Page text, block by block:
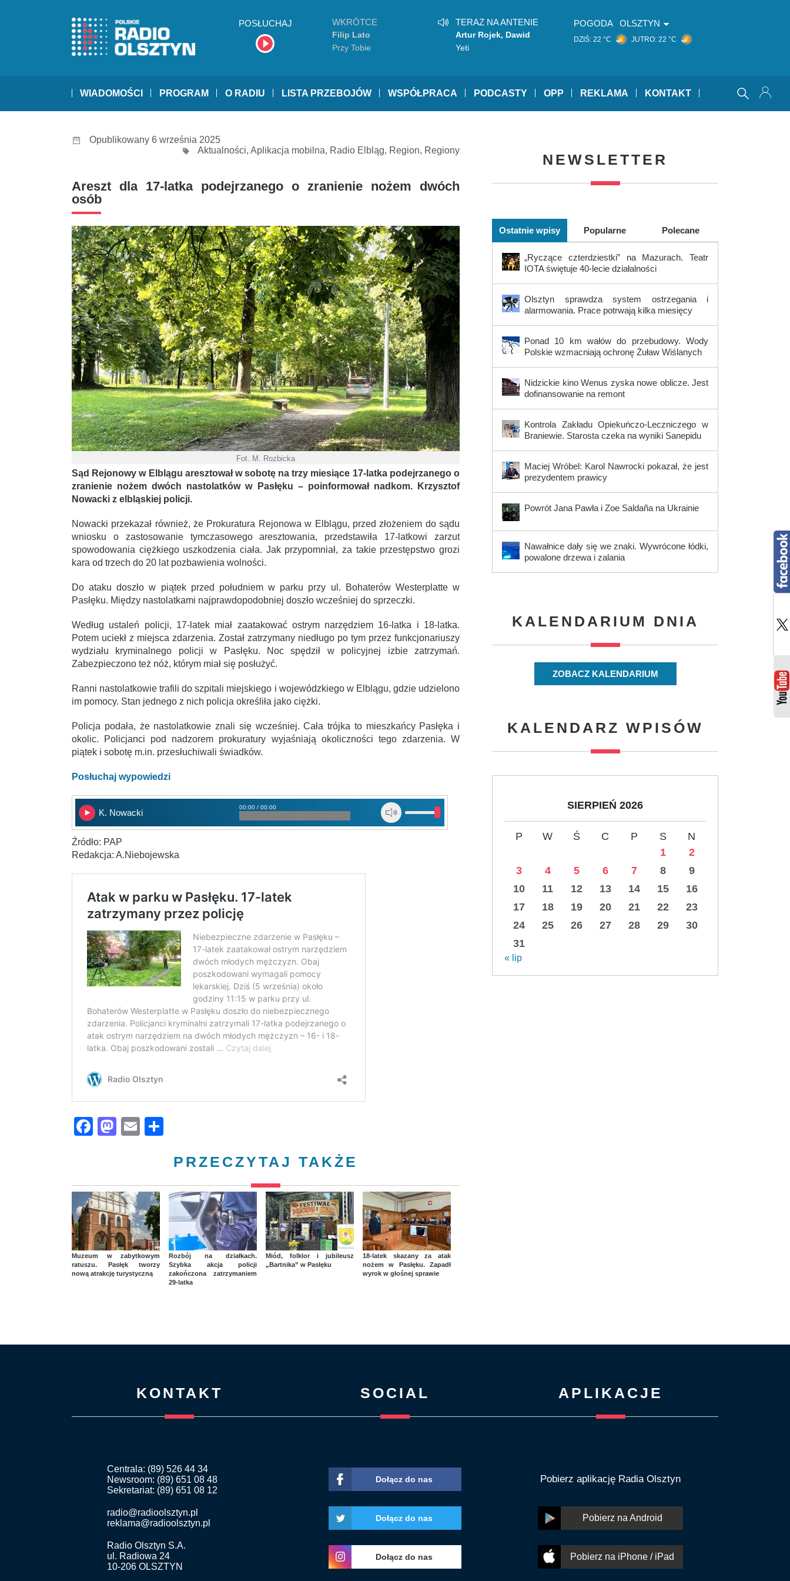
POSŁUCHAJ WKRÓTCE
Filip Lato
Przy Tobie
TERAZ NA ANTENIE
Artur Rojek, Dawid
Podsiadło
Yeti
POGODA OLSZTYN
DZIŚ: 22 °C JUTRO: 22 °C
WIADOMOŚCI PROGRAM O RADIU LISTA PRZEBOJÓW WSPÓŁPRACA PODCASTY OPP REKLAMA KONTAKT
Opublikowany 6 września 2025
Aktualności, Aplikacja mobilna, Radio Elbląg, Region, Regiony
Areszt dla 17-latka podejrzanego o zranienie nożem dwóch
osób
Fot. M. Rozbicka
Sąd Rejonowy w Elblągu aresztował w sobotę na trzy miesiące 17-latka podejrzanego o
zranienie nożem dwóch nastolatków w Pasłęku – poinformował nadkom. Krzysztof
Nowacki z elbląskiej policji.
Nowacki przekazał również, że Prokuratura Rejonowa w Elblągu, przed złożeniem do sądu
wniosku o zastosowanie tymczasowego aresztowania, przedstawiła 17-latkowi zarzut
spowodowania ciężkiego uszkodzenia ciała. Jak przypomniał, za takie przestępstwo grozi
kara od trzech do 20 lat pozbawienia wolności.
Do ataku doszło w piątek przed południem w parku przy ul. Bohaterów Westerplatte w
Pasłęku. Między nastolatkami najprawdopodobniej doszło wcześniej do sprzeczki.
Według ustaleń policji, 17-latek miał zaatakować ostrym narzędziem 16-latka i 18-latka.
Potem uciekł z miejsca zdarzenia. Został zatrzymany niedługo po tym przez funkcjonariuszy
wydziału kryminalnego policji w Pasłęku. Noc spędził w policyjnej izbie zatrzymań.
Zabezpieczono też nóż, którym miał się posłużyć.
Ranni nastolatkowie trafili do szpitali miejskiego i wojewódzkiego w Elblągu, gdzie udzielono
im pomocy. Stan jednego z nich policja określiła jako ciężki.
Policja podała, że nastolatkowie znali się wcześniej. Cała trójka to mieszkańcy Pasłęka i
okolic. Policjanci pod nadzorem prokuratury wyjaśniają okoliczności tego zdarzenia. W
piątek i sobotę m.in. przesłuchiwali świadków.
Posłuchaj wypowiedzi
K. Nowacki
00:00 / 00:00
Źródło: PAP
Redakcja: A.Niebojewska
Facebook
Mastodon
Email
PRZECZYTAJ TAKŻE
Muzeum w zabytkowym
ratuszu. Pasłęk tworzy
nową atrakcję turystyczną
Rozbój na działkach.
Szybka akcja policji
zakończona zatrzymaniem
29-latka
Miód, folklor i jubileusz
„Bartnika” w Pasłęku
18-latek skazany za atak
nożem w Pasłęku. Zapadł
wyrok w głośnej sprawie
NEWSLETTER
Ostatnie wpisy Popularne Polecane
„Ryczące czterdziestki” na Mazurach. Teatr
IOTA świętuje 40-lecie działalności
Olsztyn sprawdza system ostrzegania i
alarmowania. Prace potrwają kilka miesięcy
Ponad 10 km wałów do przebudowy. Wody
Polskie wzmacniają ochronę Żuław Wiślanych
Nidzickie kino Wenus zyska nowe oblicze. Jest
dofinansowanie na remont
Kontrola Zakładu Opiekuńczo-Leczniczego w
Braniewie. Starosta czeka na wyniki Sanepidu
Maciej Wróbel: Karol Nawrocki pokazał, że jest
prezydentem prawicy
Powrót Jana Pawła i Zoe Saldaña na Ukrainie
Nawałnice dały się we znaki. Wywrócone łódki,
powalone drzewa i zalania
KALENDARIUM DNIA
ZOBACZ KALENDARIUM
KALENDARZ WPISÓW
SIERPIEŃ 2026
P W Ś C P S
N
1
2
3
4 5 6 7 8
9
10
11 12 13 14 15
16
17
18 19 20 21 22
23
24
25 26 27 28 29
30
31
« lip
KONTAKT
Centrala: (89) 526 44 34
Newsroom: (89) 651 08 48
Sekretariat: (89) 651 08 12
radio@radioolsztyn.pl
reklama@radioolsztyn.pl
Radio Olsztyn S.A.
ul. Radiowa 24
10-206 OLSZTYN
SOCIAL
Dołącz do nas
Dołącz do nas
Dołącz do nas
APLIKACJE
Pobierz aplikację Radia Olsztyn
Pobierz na Android
Pobierz na iPhone / iPad